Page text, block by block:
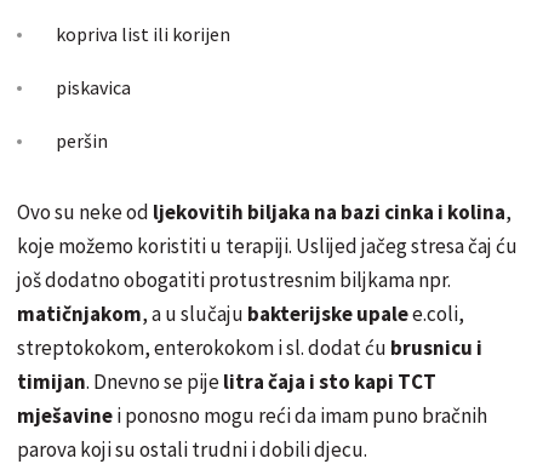
kopriva list ili korijen
piskavica
peršin
Ovo su neke od ljekovitih biljaka na bazi cinka i kolina,
koje možemo koristiti u terapiji. Uslijed jačeg stresa čaj ću
još dodatno obogatiti protustresnim biljkama npr.
matičnjakom, a u slučaju bakterijske upalee.coli,
streptokokom, enterokokom i sl. dodat ću brusnicu i
timijan. Dnevno se pijelitra čaja i sto kapi TCT
mješavinei ponosno mogu reći da imam puno bračnih
parova koji su ostali trudni i dobili djecu.